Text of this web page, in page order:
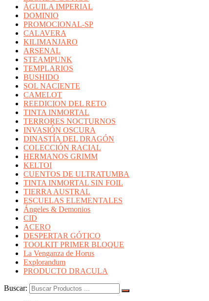
ÁGUILA IMPERIAL
DOMINIO
PROMOCIONAL-SP
CALAVERA
KILIMANJARO
ARSENAL
STEAMPUNK
TEMPLARIOS
BUSHIDO
SOL NACIENTE
CAMELOT
REEDICION DEL RETO
TINTA INMORTAL
TERRORES NOCTURNOS
INVASIÓN OSCURA
DINASTÍA DEL DRAGÓN
COLECCIÓN RACIAL
HERMANOS GRIMM
KELTOI
CUENTOS DE ULTRATUMBA
TINTA INMORTAL SIN FOIL
TIERRA AUSTRAL
ESCUELAS ELEMENTALES
Ángeles & Demonios
CID
ACERO
DESPERTAR GÓTICO
TOOLKIT PRIMER BLOQUE
La Venganza de Horus
Explorandum
PRODUCTO DRACULA
Buscar: